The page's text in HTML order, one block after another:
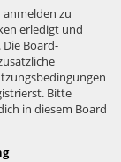
zu
erledigt und
Board-
Bitte
in diesem Board